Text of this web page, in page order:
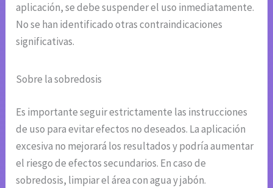
aplicación, se debe suspender el uso inmediatamente.
No se han identificado otras contraindicaciones
significativas.
Sobre la sobredosis
Es importante seguir estrictamente las instrucciones
de uso para evitar efectos no deseados. La aplicación
excesiva no mejorará los resultados y podría aumentar
el riesgo de efectos secundarios. En caso de
sobredosis, limpiar el área con agua y jabón.